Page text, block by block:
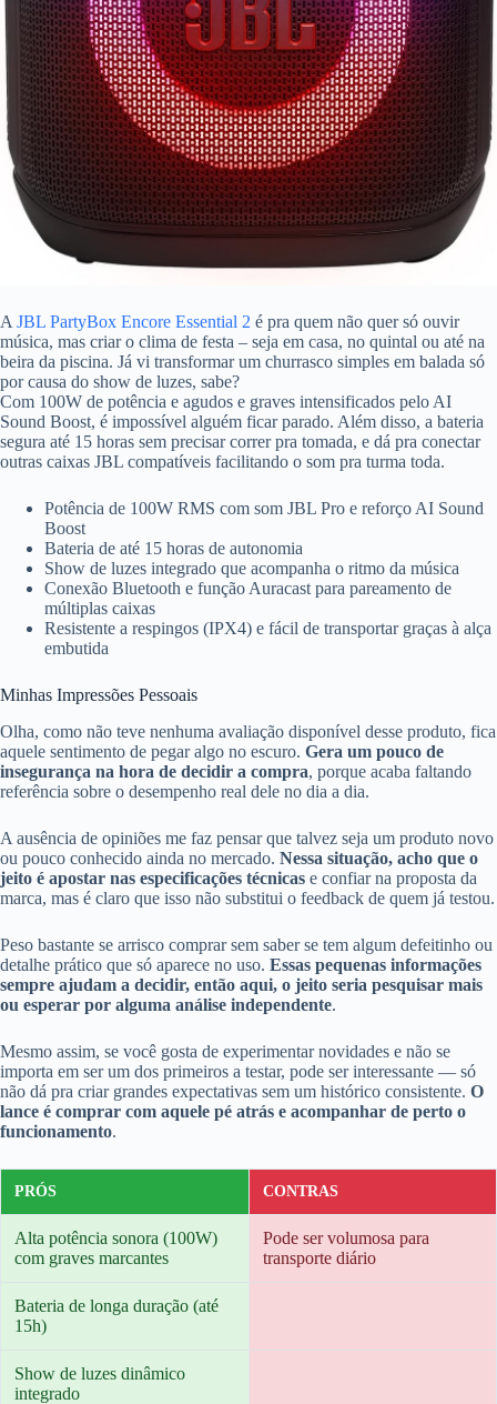
A JBL PartyBox Encore Essential 2 é pra quem não quer só ouvir
música, mas criar o clima de festa – seja em casa, no quintal ou até na
beira da piscina. Já vi transformar um churrasco simples em balada só
por causa do show de luzes, sabe?
Com 100W de potência e agudos e graves intensificados pelo AI
Sound Boost, é impossível alguém ficar parado. Além disso, a bateria
segura até 15 horas sem precisar correr pra tomada, e dá pra conectar
outras caixas JBL compatíveis facilitando o som pra turma toda.
Potência de 100W RMS com som JBL Pro e reforço AI Sound
Boost
Bateria de até 15 horas de autonomia
Show de luzes integrado que acompanha o ritmo da música
Conexão Bluetooth e função Auracast para pareamento de
múltiplas caixas
Resistente a respingos (IPX4) e fácil de transportar graças à alça
embutida
Minhas Impressões Pessoais
Olha, como não teve nenhuma avaliação disponível desse produto, fica
aquele sentimento de pegar algo no escuro. Gera um pouco de
insegurança na hora de decidir a compra, porque acaba faltando
referência sobre o desempenho real dele no dia a dia.
A ausência de opiniões me faz pensar que talvez seja um produto novo
ou pouco conhecido ainda no mercado. Nessa situação, acho que o
jeito é apostar nas especificações técnicas e confiar na proposta da
marca, mas é claro que isso não substitui o feedback de quem já testou.
Peso bastante se arrisco comprar sem saber se tem algum defeitinho ou
detalhe prático que só aparece no uso. Essas pequenas informações
sempre ajudam a decidir, então aqui, o jeito seria pesquisar mais
ou esperar por alguma análise independente.
Mesmo assim, se você gosta de experimentar novidades e não se
importa em ser um dos primeiros a testar, pode ser interessante — só
não dá pra criar grandes expectativas sem um histórico consistente. O
lance é comprar com aquele pé atrás e acompanhar de perto o
funcionamento.
PRÓS CONTRAS
Alta potência sonora (100W)
com graves marcantes
Pode ser volumosa para
transporte diário
Bateria de longa duração (até
15h)
Show de luzes dinâmico
integrado